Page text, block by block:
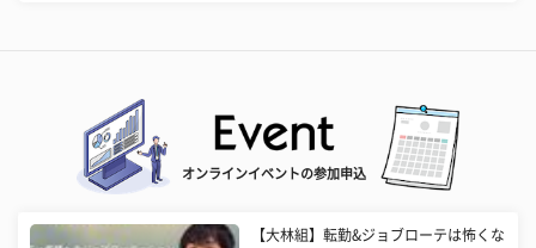
オンラインイベントの参加申込
【大林組】転勤&ジョブローテは怖くな